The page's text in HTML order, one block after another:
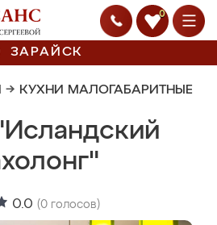
0
ЗАРАЙСК
→ КУХНИ МАЛОГАБАРИТНЫЕ
0.0 (0 голосов)